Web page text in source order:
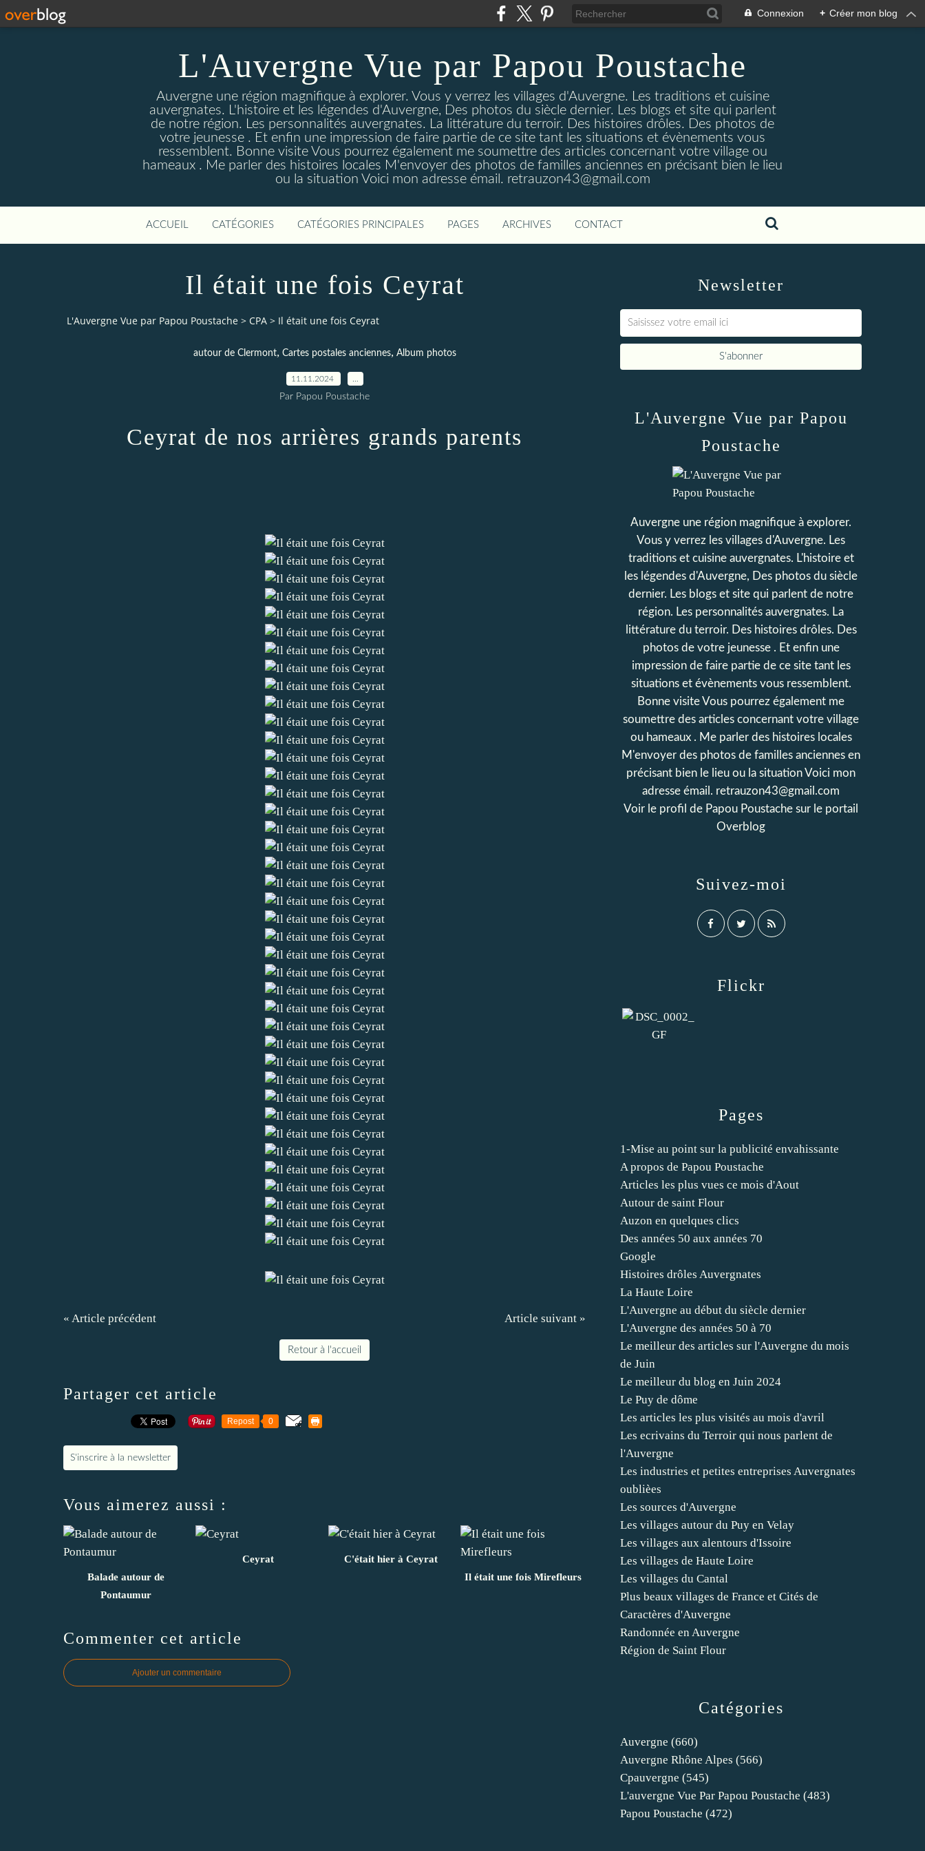
Connexion + Créer mon blog
L'Auvergne Vue par Papou Poustache
Auvergne une région magnifique à explorer. Vous y verrez les villages d'Auvergne. Les traditions et cuisine
auvergnates. L'histoire et les légendes d'Auvergne, Des photos du siècle dernier. Les blogs et site qui parlent
de notre région. Les personnalités auvergnates. La littérature du terroir. Des histoires drôles. Des photos de
votre jeunesse . Et enfin une impression de faire partie de ce site tant les situations et évènements vous
ressemblent. Bonne visite Vous pourrez également me soumettre des articles concernant votre village ou
hameaux . Me parler des histoires locales M'envoyer des photos de familles anciennes en précisant bien le lieu
ou la situation Voici mon adresse émail. retrauzon43@gmail.com
ACCUEIL CATÉGORIES CATÉGORIES PRINCIPALES PAGES ARCHIVES CONTACT
Il était une fois Ceyrat
L'Auvergne Vue par Papou Poustache > CPA > Il était une fois Ceyrat
autour de Clermont, Cartes postales anciennes, Album photos
11.11.2024
Par Papou Poustache
Ceyrat de nos arrières grands parents
« Article précédent Article suivant »
Retour à l'accueil
Partager cet article
Repost 0
S'inscrire à la newsletter
Vous aimerez aussi :
Balade autour de
Pontaumur
Ceyrat
C'était hier à Ceyrat
Il était une fois Mirefleurs
Commenter cet article
Ajouter un commentaire
Newsletter
Catégories
Auvergne (660)
Auvergne Rhône Alpes (566)
Cpauvergne (545)
L'auvergne Vue Par Papou Poustache (483)
Papou Poustache (472)
Pages
1-Mise au point sur la publicité envahissante
A propos de Papou Poustache
Articles les plus vues ce mois d'Aout
Autour de saint Flour
Auzon en quelques clics
Des années 50 aux années 70
Google
Histoires drôles Auvergnates
La Haute Loire
L'Auvergne au début du siècle dernier
L'Auvergne des années 50 à 70
Le meilleur des articles sur l'Auvergne du mois
de Juin
Le meilleur du blog en Juin 2024
Le Puy de dôme
Les articles les plus visités au mois d'avril
Les ecrivains du Terroir qui nous parlent de
l'Auvergne
Les industries et petites entreprises Auvergnates
oublièes
Les sources d'Auvergne
Les villages autour du Puy en Velay
Les villages aux alentours d'Issoire
Les villages de Haute Loire
Les villages du Cantal
Plus beaux villages de France et Cités de
Caractères d'Auvergne
Randonnée en Auvergne
Région de Saint Flour
L'Auvergne Vue par Papou
Poustache
Auvergne une région magnifique à explorer.
Vous y verrez les villages d'Auvergne. Les
traditions et cuisine auvergnates. L'histoire et
les légendes d'Auvergne, Des photos du siècle
dernier. Les blogs et site qui parlent de notre
région. Les personnalités auvergnates. La
littérature du terroir. Des histoires drôles. Des
photos de votre jeunesse . Et enfin une
impression de faire partie de ce site tant les
situations et évènements vous ressemblent.
Bonne visite Vous pourrez également me
soumettre des articles concernant votre village
ou hameaux . Me parler des histoires locales
M'envoyer des photos de familles anciennes en
précisant bien le lieu ou la situation Voici mon
adresse émail. retrauzon43@gmail.com
Voir le profil de Papou Poustache sur le portail
Overblog
Suivez-moi
Flickr